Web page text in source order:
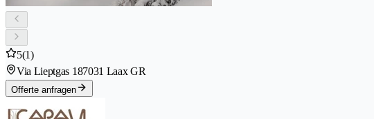
5(1)
Via Lieptgas 187031 Laax GR
Offerte anfragen